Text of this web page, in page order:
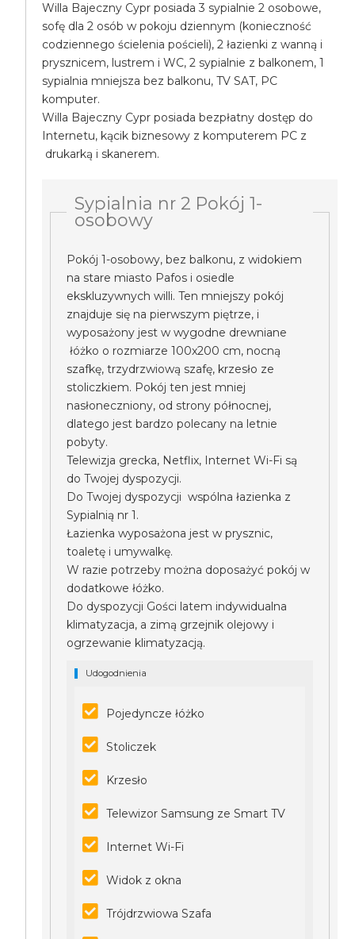
Willa Bajeczny Cypr posiada 3 sypialnie 2 osobowe,
sofę dla 2 osób w pokoju dziennym (konieczność
codziennego ścielenia pościeli), 2 łazienki z wanną i
prysznicem, lustrem i WC, 2 sypialnie z balkonem, 1
sypialnia mniejsza bez balkonu, TV SAT, PC
komputer.
Willa Bajeczny Cypr posiada bezpłatny dostęp do
Internetu, kącik biznesowy z komputerem PC z
drukarką i skanerem.
Sypialnia nr 2 Pokój 1-
osobowy
Pokój 1-osobowy, bez balkonu, z widokiem
na stare miasto Pafos i osiedle
ekskluzywnych willi. Ten mniejszy pokój
znajduje się na pierwszym piętrze, i
wyposażony jest w wygodne drewniane
łóżko o rozmiarze 100x200 cm, nocną
szafkę, trzydrzwiową szafę, krzesło ze
stoliczkiem. Pokój ten jest mniej
nasłoneczniony, od strony północnej,
dlatego jest bardzo polecany na letnie
pobyty.
Telewizja grecka, Netflix, Internet Wi-Fi są
do Twojej dyspozycji.
Do Twojej dyspozycji wspólna łazienka z
Sypialnią nr 1.
Łazienka wyposażona jest w prysznic,
toaletę i umywalkę.
W razie potrzeby można doposażyć pokój w
dodatkowe łóżko.
Do dyspozycji Gości latem indywidualna
klimatyzacja, a zimą grzejnik olejowy i
ogrzewanie klimatyzacją.
Udogodnienia
Pojedyncze łóżko
Stoliczek
Krzesło
Telewizor Samsung ze Smart TV
Internet Wi-Fi
Widok z okna
Trójdrzwiowa Szafa